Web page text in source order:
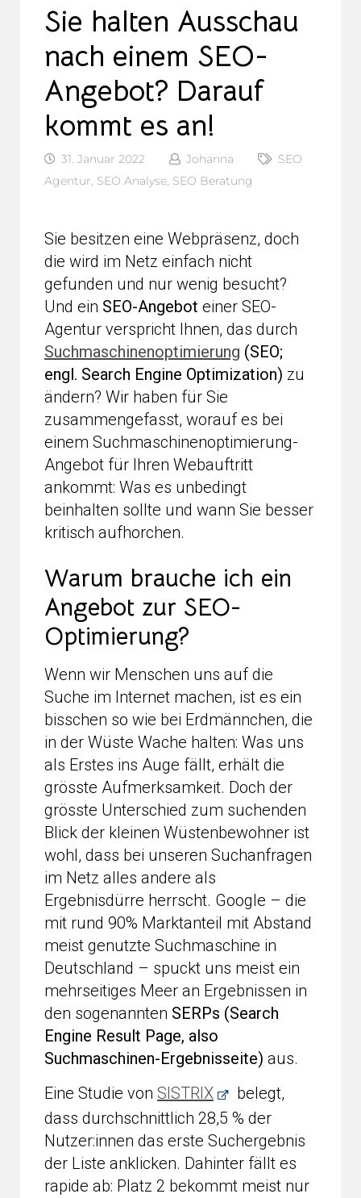
Sie halten Ausschau
nach einem SEO-
Angebot? Darauf
kommt es an!
31. Januar 2022 Johanna
SEO
Agentur, SEO Analyse, SEO Beratung
Sie besitzen eine Webpräsenz, doch
die wird im Netz einfach nicht
gefunden und nur wenig besucht?
Und ein SEO-Angebot einer SEO-
Agentur verspricht Ihnen, das durch
Suchmaschinenoptimierung (SEO;
engl. Search Engine Optimization) zu
ändern? Wir haben für Sie
zusammengefasst, worauf es bei
einem Suchmaschinenoptimierung-
Angebot für Ihren Webauftritt
ankommt: Was es unbedingt
beinhalten sollte und wann Sie besser
kritisch aufhorchen.
Warum brauche ich ein
Angebot zur SEO-
Optimierung?
Wenn wir Menschen uns auf die
Suche im Internet machen, ist es ein
bisschen so wie bei Erdmännchen, die
in der Wüste Wache halten: Was uns
als Erstes ins Auge fällt, erhält die
grösste Aufmerksamkeit. Doch der
grösste Unterschied zum suchenden
Blick der kleinen Wüstenbewohner ist
wohl, dass bei unseren Suchanfragen
im Netz alles andere als
Ergebnisdürre herrscht. Google – die
mit rund 90% Marktanteil mit Abstand
meist genutzte Suchmaschine in
Deutschland – spuckt uns meist ein
mehrseitiges Meer an Ergebnissen in
den sogenannten SERPs (Search
Engine Result Page, also
Suchmaschinen-Ergebnisseite) aus.
Eine Studie von SISTRIX
belegt,
dass durchschnittlich 28,5 % der
Nutzer:innen das erste Suchergebnis
der Liste anklicken. Dahinter fällt es
rapide ab: Platz 2 bekommt meist nur